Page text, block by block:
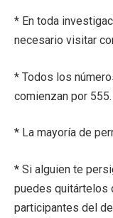
* En toda
necesario visitar
* Todos los
comienzan por 555.
* La mayoría de
* Si alguien te
puedes quitártelos
participantes del